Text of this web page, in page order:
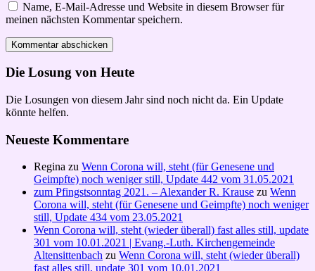
Name, E-Mail-Adresse und Website in diesem Browser für
meinen nächsten Kommentar speichern.
Die Losung von Heute
Die Losungen von diesem Jahr sind noch nicht da. Ein Update
könnte helfen.
Neueste Kommentare
Regina zu Wenn Corona will, steht (für Genesene und
Geimpfte) noch weniger still, Update 442 vom 31.05.2021
zum Pfingstsonntag 2021. – Alexander R. Krause zu Wenn
Corona will, steht (für Genesene und Geimpfte) noch weniger
still, Update 434 vom 23.05.2021
Wenn Corona will, steht (wieder überall) fast alles still, update
301 vom 10.01.2021 | Evang.-Luth. Kirchengemeinde
Altensittenbach zu Wenn Corona will, steht (wieder überall)
fast alles still, update 301 vom 10.01.2021